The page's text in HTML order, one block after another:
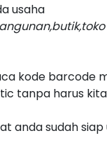
usaha
kode barcode
tanpa harus
anda sudah siap